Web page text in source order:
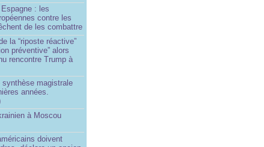
Espagne : les
contre les
de les combattre
la “riposte réactive”
préventive” alors
rencontre Trump à
synthèse magistrale
années.
à Moscou
doivent